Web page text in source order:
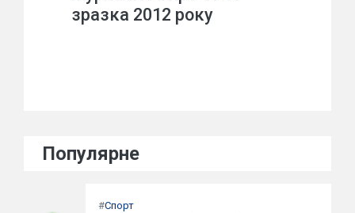
зразка 2012 року
Популярне
#Спорт